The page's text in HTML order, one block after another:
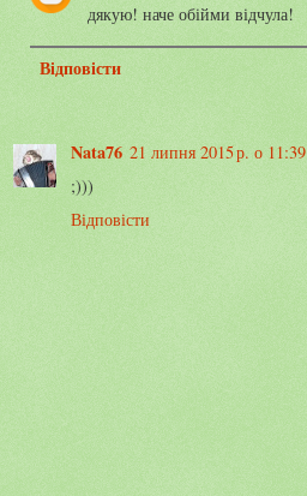
дякую! наче обійми відчула!
Відповісти
Nata76 21 липня 2015 р. о 11:39
;)))
Відповісти